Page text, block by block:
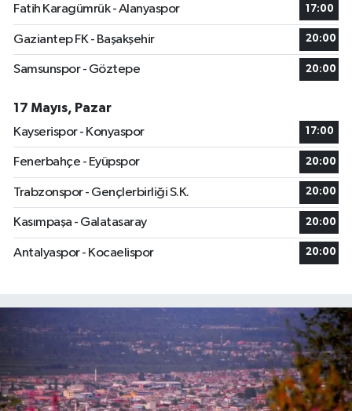
Fatih Karagümrük - Alanyaspor
17:00
Gaziantep FK - Başakşehir 20:00
Samsunspor - Göztepe 20:00
17 Mayıs, Pazar
Kayserispor - Konyaspor
17:00
Fenerbahçe - Eyüpspor 20:00
Trabzonspor - Gençlerbirliği S.K. 20:00
Kasımpaşa - Galatasaray 20:00
Antalyaspor - Kocaelispor 20:00